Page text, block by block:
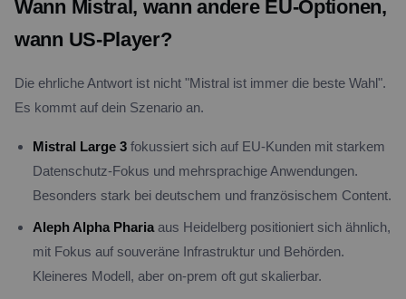
Wann Mistral, wann andere EU-Optionen,
wann US-Player?
Die ehrliche Antwort ist nicht "Mistral ist immer die beste Wahl".
Es kommt auf dein Szenario an.
Mistral Large 3 fokussiert sich auf EU-Kunden mit starkem
Datenschutz-Fokus und mehrsprachige Anwendungen.
Besonders stark bei deutschem und französischem Content.
Aleph Alpha Pharia aus Heidelberg positioniert sich ähnlich,
mit Fokus auf souveräne Infrastruktur und Behörden.
Kleineres Modell, aber on-prem oft gut skalierbar.